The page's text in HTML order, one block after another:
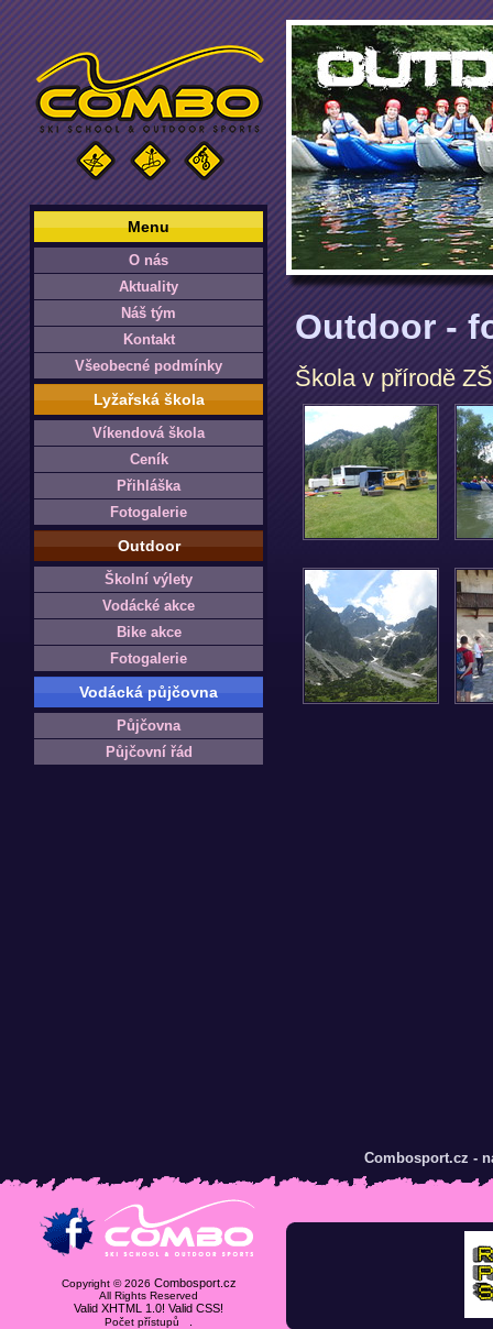
Menu
O nás
Aktuality
Náš tým
Kontakt
Všeobecné podmínky
Lyžařská škola
Víkendová škola
Ceník
Přihláška
Fotogalerie
Outdoor
Školní výlety
Vodácké akce
Bike akce
Fotogalerie
Vodácká půjčovna
Půjčovna
Půjčovní řád
Outdoor -
Škola v přírodě
Combosport.cz -
Copyright © 2026 Combosport.cz
All Rights Reserved
Valid XHTML 1.0! Valid CSS!
Počet přístupů